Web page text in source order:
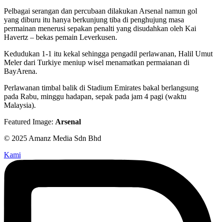
Pelbagai serangan dan percubaan dilakukan Arsenal namun gol
yang diburu itu hanya berkunjung tiba di penghujung masa
permainan menerusi sepakan penalti yang disudahkan oleh Kai
Havertz – bekas pemain Leverkusen.
Kedudukan 1-1 itu kekal sehingga pengadil perlawanan, Halil Umut
Meler dari Turkiye meniup wisel menamatkan permaianan di
BayArena.
Perlawanan timbal balik di Stadium Emirates bakal berlangsung
pada Rabu, minggu hadapan, sepak pada jam 4 pagi (waktu
Malaysia).
Featured Image: Arsenal
© 2025 Amanz Media Sdn Bhd
Kami